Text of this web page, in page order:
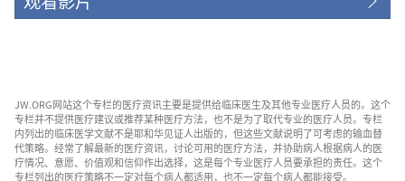
JW.ORG网站这个专栏的医疗资讯主要是提供给临床医生及其他专业医疗人员的。这个
专栏并不提供医疗建议或推荐某种医疗方法，也不是为了取代专业的医疗人员。专栏
内列出的临床医学文献不是耶和华见证人出版的，但这些文献说明了可考虑的输血替
代策略。经常了解最新的医疗资讯，讨论可用的医疗方法，并协助病人根据病人的医
疗情况、意愿、价值观和信仰作出选择，这是每个专业医疗人员要承担的责任。这个
专栏列出的医疗策略不一定对每个病人都适用，也不一定每个病人都能接受。